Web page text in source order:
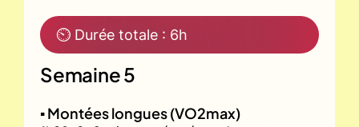
⏲ Durée totale : 6h
Semaine 5
▪️ Montées longues (VO2max)